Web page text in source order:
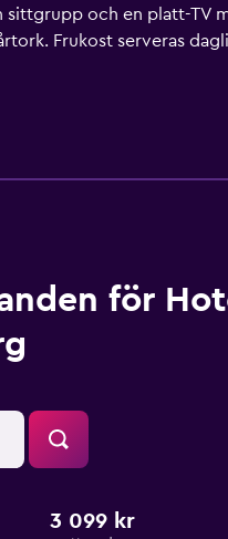
och en platt-TV
Frukost serveras
serverar
och restauranger.
för
3 099 kr